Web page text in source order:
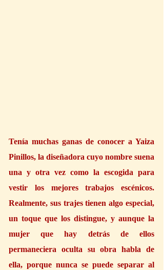
Tenía muchas ganas de conocer a Yaiza
Pinillos, la diseñadora cuyo nombre suena
una y otra vez como la escogida para
vestir los mejores trabajos escénicos.
Realmente, sus trajes tienen algo especial,
un toque que los distingue, y aunque la
mujer que hay detrás de ellos
permaneciera oculta su obra habla de
ella, porque nunca se puede separar al